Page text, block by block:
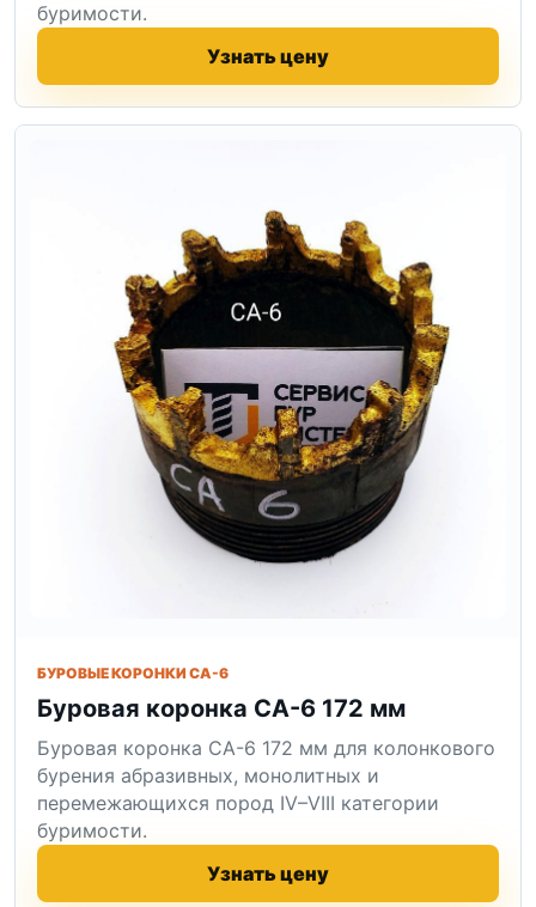
буримости.
Узнать цену
БУРОВЫЕ КОРОНКИ СА-6
Буровая коронка СА-6 172 мм
Буровая коронка СА-6 172 мм для колонкового
бурения абразивных, монолитных и
перемежающихся пород IV–VIII категории
буримости.
Узнать цену